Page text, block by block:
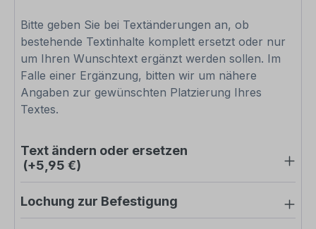
Bitte geben Sie bei Textänderungen an, ob
bestehende Textinhalte komplett ersetzt oder nur
um Ihren Wunschtext ergänzt werden sollen. Im
Falle einer Ergänzung, bitten wir um nähere
Angaben zur gewünschten Platzierung Ihres
Textes.
Text ändern oder ersetzen
(+5,95 €)
Lochung zur Befestigung